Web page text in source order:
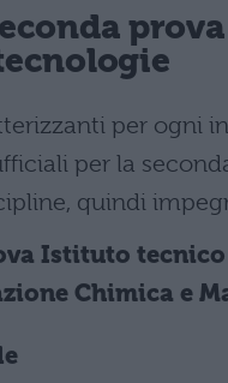
per ogni
per la
quindi
Istituto
Chimica e